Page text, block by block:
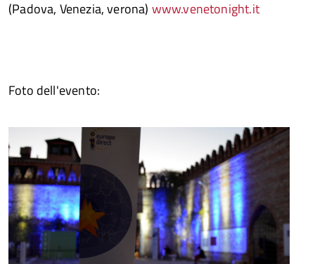
(Padova, Venezia, verona) www.venetonight.it
Foto dell'evento: